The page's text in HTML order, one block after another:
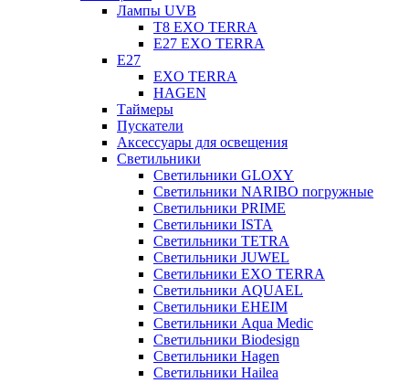
Лампы UVB
Т8 EXO TERRA
Е27 EXO TERRA
Е27
EXO TERRA
HAGEN
Таймеры
Пускатели
Аксессуары для освещения
Светильники
Светильники GLOXY
Светильники NARIBO погружные
Светильники PRIME
Светильники ISTA
Светильники TETRA
Светильники JUWEL
Светильники EXO TERRA
Светильники AQUAEL
Светильники EHEIM
Светильники Aqua Medic
Светильники Biodesign
Светильники Hagen
Светильники Hailea